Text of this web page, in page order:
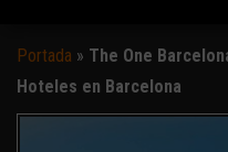
Portada » The One
Hoteles en Barcelona